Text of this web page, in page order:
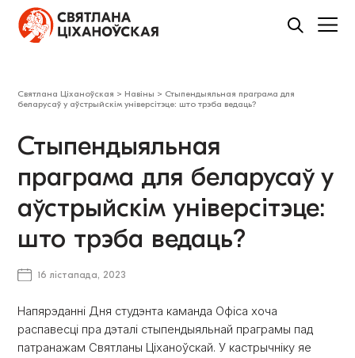
Святлана Ціханоўская > Навіны > Стыпендыяльная праграма для
беларусаў у аўстрыйскім універсітэце: што трэба ведаць?
Стыпендыяльная
праграма для беларусаў у
аўстрыйскім універсітэце:
што трэба ведаць?
16 лістапада, 2023
Напярэданні Дня студэнта каманда Офіса хоча
распавесці пра дэталі стыпендыяльнай праграмы пад
патранажам Святланы Ціханоўскай. У кастрычніку яе